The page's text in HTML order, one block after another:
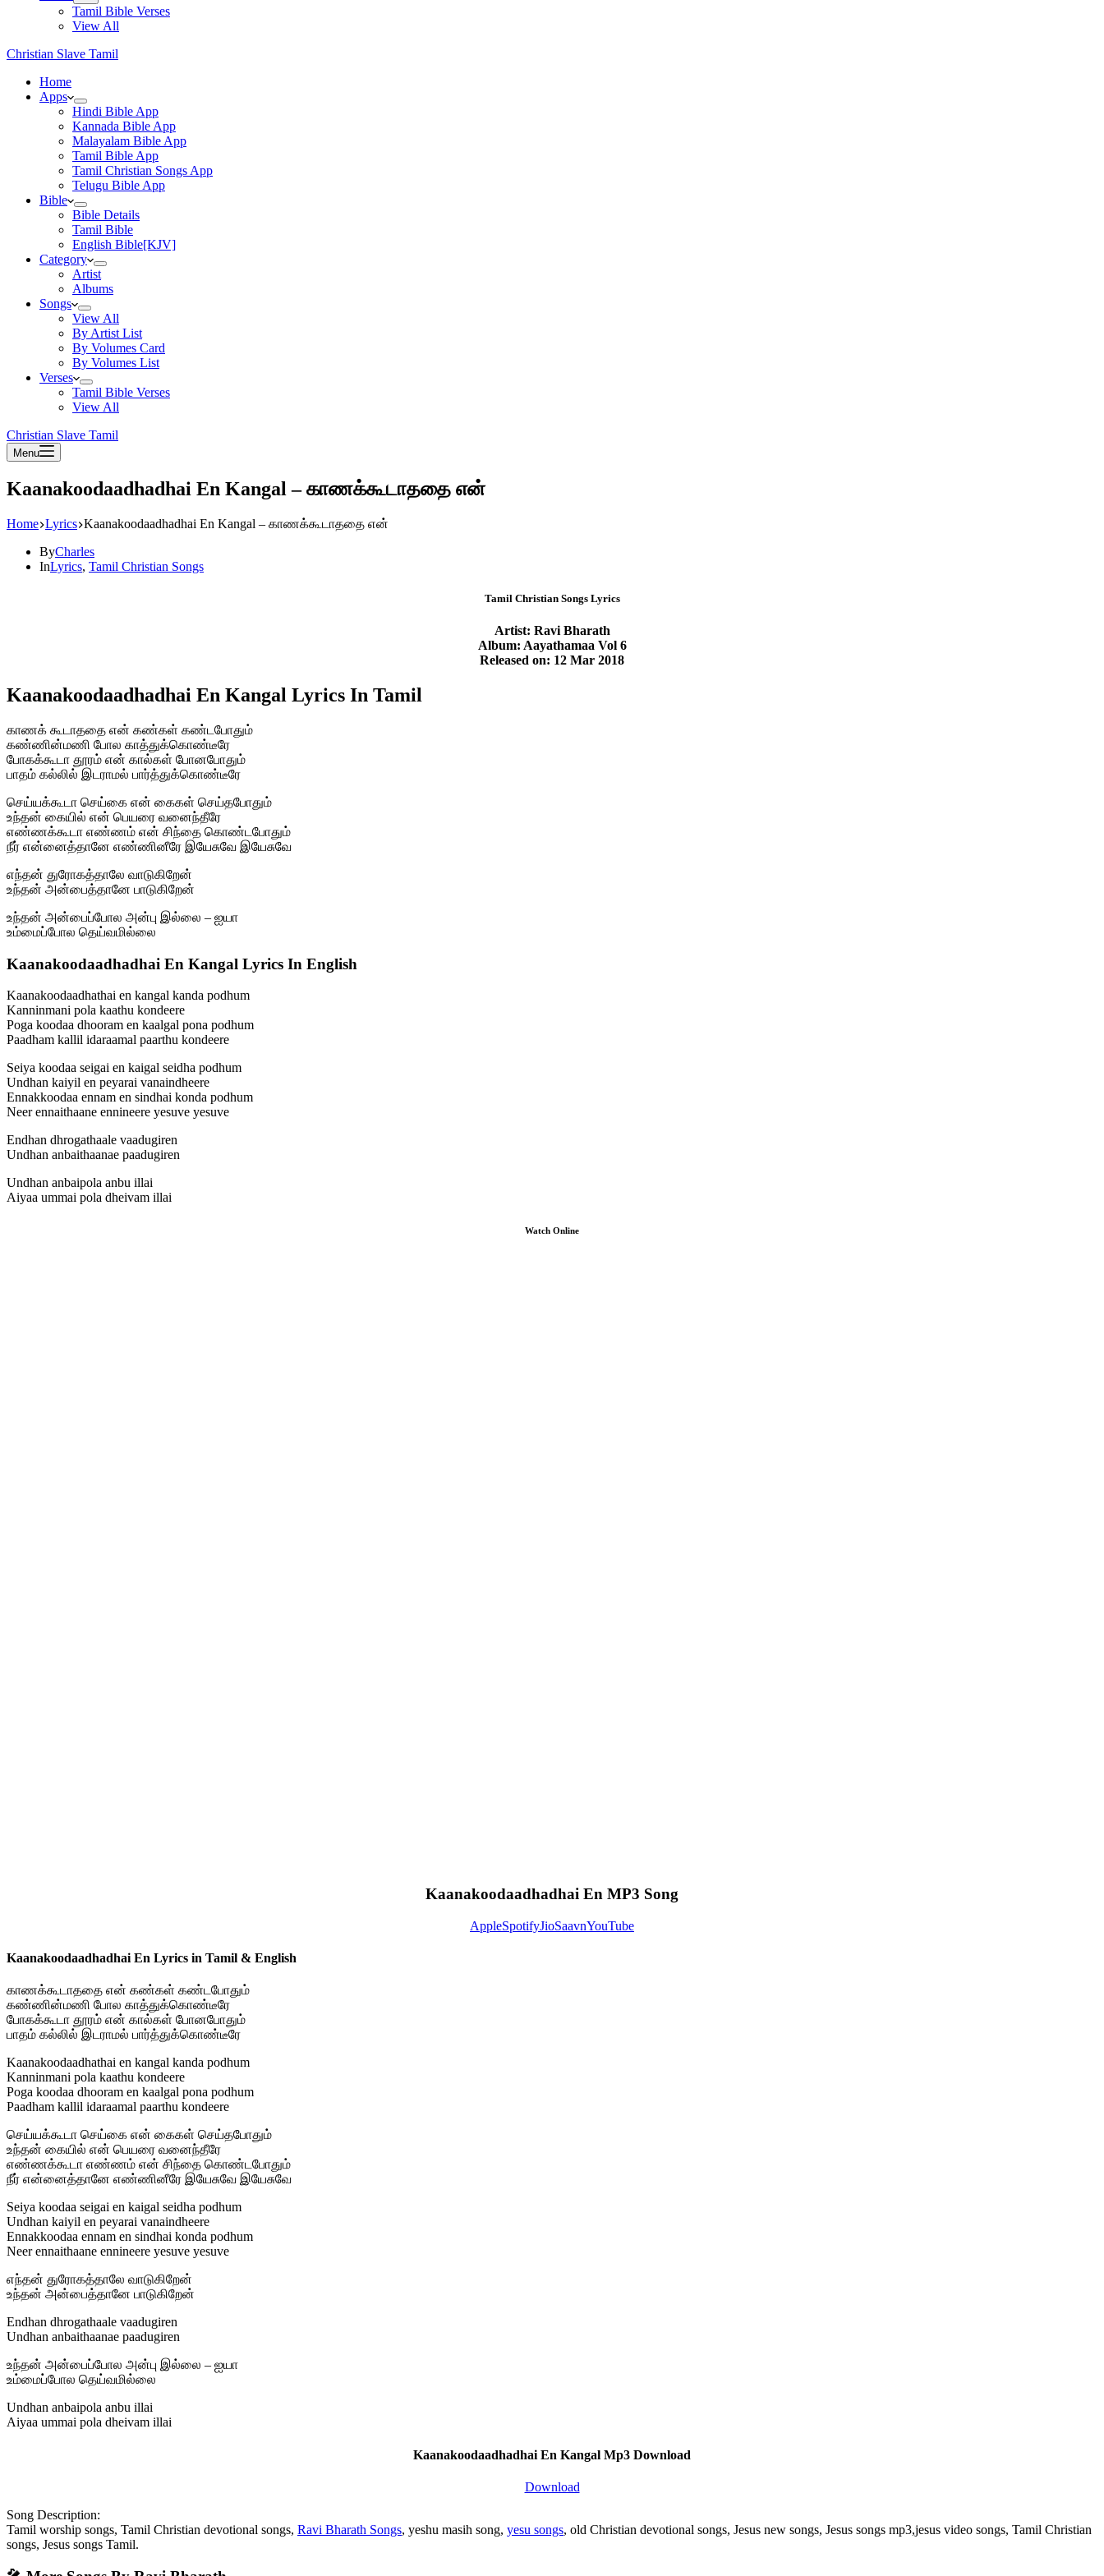
Tamil Bible Verses
View All
Christian Slave Tamil
Home
Apps
Hindi Bible App
Kannada Bible App
Malayalam Bible App
Tamil Bible App
Tamil Christian Songs App
Telugu Bible App
Bible
Bible Details
Tamil Bible
English Bible[KJV]
Category
Artist
Albums
Songs
View All
By Artist List
By Volumes Card
By Volumes List
Verses
Tamil Bible Verses
View All
Christian Slave Tamil
Menu
Kaanakoodaadhadhai En Kangal – காணக்கூடாததை என்
Home Lyrics Kaanakoodaadhadhai En Kangal – காணக்கூடாததை என்
ByCharles
InLyrics, Tamil Christian Songs
Tamil Christian Songs Lyrics
Artist: Ravi Bharath
Album: Aayathamaa Vol 6
Released on: 12 Mar 2018
Kaanakoodaadhadhai En Kangal Lyrics In Tamil
காணக் கூடாததை என் கண்கள் கண்டபோதும்
கண்ணின்மணி போல காத்துக்கொண்டீரே
போகக்கூடா தூரம் என் கால்கள் போனபோதும்
பாதம் கல்லில் இடராமல் பார்த்துக்கொண்டீரே
செய்யக்கூடா செய்கை என் கைகள் செய்தபோதும்
உந்தன் கையில் என் பெயரை வனைந்தீரே
எண்ணக்கூடா எண்ணம் என் சிந்தை கொண்டபோதும்
நீர் என்னைத்தானே எண்ணினீரே இயேசுவே இயேசுவே
எந்தன் துரோகத்தாலே வாடுகிறேன்
உந்தன் அன்பைத்தானே பாடுகிறேன்
உந்தன் அன்பைப்போல அன்பு இல்லை – ஐயா
உம்மைப்போல தெய்வமில்லை
Kaanakoodaadhadhai En Kangal Lyrics In English
Kaanakoodaadhathai en kangal kanda podhum
Kanninmani pola kaathu kondeere
Poga koodaa dhooram en kaalgal pona podhum
Paadham kallil idaraamal paarthu kondeere
Seiya koodaa seigai en kaigal seidha podhum
Undhan kaiyil en peyarai vanaindheere
Ennakkoodaa ennam en sindhai konda podhum
Neer ennaithaane ennineere yesuve yesuve
Endhan dhrogathaale vaadugiren
Undhan anbaithaanae paadugiren
Undhan anbaipola anbu illai
Aiyaa ummai pola dheivam illai
Watch Online
Kaanakoodaadhadhai En MP3 Song
AppleSpotifyJioSaavnYouTube
Kaanakoodaadhadhai En Lyrics in Tamil & English
காணக்கூடாததை என் கண்கள் கண்டபோதும்
கண்ணின்மணி போல காத்துக்கொண்டீரே
போகக்கூடா தூரம் என் கால்கள் போனபோதும்
பாதம் கல்லில் இடராமல் பார்த்துக்கொண்டீரே
Kaanakoodaadhathai en kangal kanda podhum
Kanninmani pola kaathu kondeere
Poga koodaa dhooram en kaalgal pona podhum
Paadham kallil idaraamal paarthu kondeere
செய்யக்கூடா செய்கை என் கைகள் செய்தபோதும்
உந்தன் கையில் என் பெயரை வனைந்தீரே
எண்ணக்கூடா எண்ணம் என் சிந்தை கொண்டபோதும்
நீர் என்னைத்தானே எண்ணினீரே இயேசுவே இயேசுவே
Seiya koodaa seigai en kaigal seidha podhum
Undhan kaiyil en peyarai vanaindheere
Ennakkoodaa ennam en sindhai konda podhum
Neer ennaithaane ennineere yesuve yesuve
எந்தன் துரோகத்தாலே வாடுகிறேன்
உந்தன் அன்பைத்தானே பாடுகிறேன்
Endhan dhrogathaale vaadugiren
Undhan anbaithaanae paadugiren
உந்தன் அன்பைப்போல அன்பு இல்லை – ஐயா
உம்மைப்போல தெய்வமில்லை
Undhan anbaipola anbu illai
Aiyaa ummai pola dheivam illai
Kaanakoodaadhadhai En Kangal Mp3 Download
Download
Song Description:
Tamil worship songs, Tamil Christian devotional songs, Ravi Bharath Songs, yeshu masih song, yesu songs, old Christian devotional songs, Jesus new songs, Jesus songs mp3,jesus video songs, Tamil Christian
songs, Jesus songs Tamil.